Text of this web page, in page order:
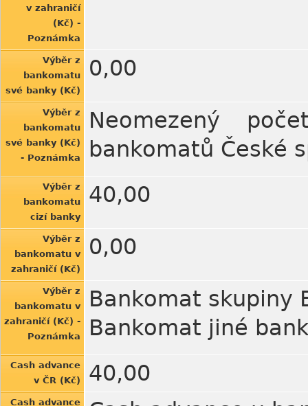
v zahraničí
(Kč) -
Poznámka
Výběr z
bankomatu
své banky (Kč)
0,00
Výběr z
bankomatu
své banky (Kč)
- Poznámka
Neomezený
bankomatů České
Výběr z
bankomatu
cizí banky
40,00
Výběr z
bankomatu v
zahraničí (Kč)
0,00
Výběr z
bankomatu v
zahraničí (Kč) -
Poznámka
Bankomat skupiny
Bankomat jiné
Cash advance
v ČR (Kč)
40,00
Cash advance